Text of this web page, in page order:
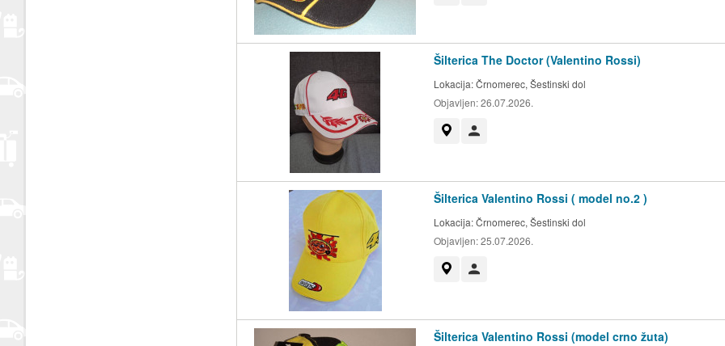
Šilterica The Doctor (Valentino Rossi)
Lokacija:Črnomerec, Šestinski dol
Objavljen:26.07.2026.
Šilterica Valentino Rossi ( model no.2 )
Lokacija:Črnomerec, Šestinski dol
Objavljen:25.07.2026.
Šilterica Valentino Rossi (model crno žuta)